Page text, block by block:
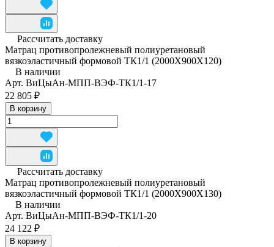
Рассчитать доставку
Матрац противопролежневый полиуретановый
вязкоэластичный формовой ТК1/1 (2000Х900Х120)
В наличии
Арт. ВиЦыАн-МПП-ВЭФ-ТК1/1-17
22 805 ₽
В корзину
Рассчитать доставку
Матрац противопролежневый полиуретановый
вязкоэластичный формовой ТК1/1 (2000Х900Х130)
В наличии
Арт. ВиЦыАн-МПП-ВЭФ-ТК1/1-20
24 122 ₽
В корзину